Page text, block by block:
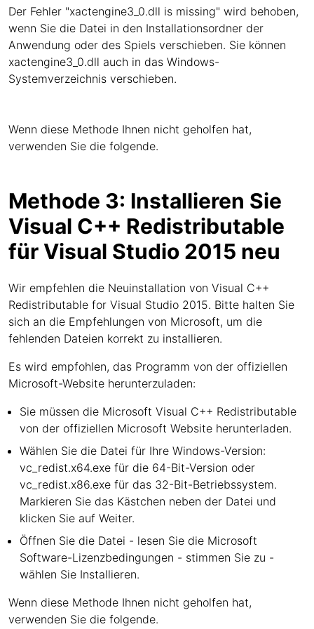
Der Fehler "xactengine3_0.dll is missing" wird behoben,
wenn Sie die Datei in den Installationsordner der
Anwendung oder des Spiels verschieben. Sie können
xactengine3_0.dll auch in das Windows-
Systemverzeichnis verschieben.
Wenn diese Methode Ihnen nicht geholfen hat,
verwenden Sie die folgende.
Methode 3: Installieren Sie
Visual C++ Redistributable
für Visual Studio 2015 neu
Wir empfehlen die Neuinstallation von Visual C++
Redistributable for Visual Studio 2015. Bitte halten Sie
sich an die Empfehlungen von Microsoft, um die
fehlenden Dateien korrekt zu installieren.
Es wird empfohlen, das Programm von der offiziellen
Microsoft-Website herunterzuladen:
Sie müssen die Microsoft Visual C++ Redistributable
von der offiziellen Microsoft Website herunterladen.
Wählen Sie die Datei für Ihre Windows-Version:
vc_redist.x64.exe für die 64-Bit-Version oder
vc_redist.x86.exe für das 32-Bit-Betriebssystem.
Markieren Sie das Kästchen neben der Datei und
klicken Sie auf Weiter.
Öffnen Sie die Datei - lesen Sie die Microsoft
Software-Lizenzbedingungen - stimmen Sie zu -
wählen Sie Installieren.
Wenn diese Methode Ihnen nicht geholfen hat,
verwenden Sie die folgende.